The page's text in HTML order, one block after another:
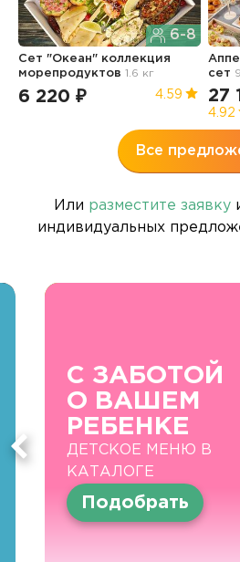
6-8
Сет "Океан" коллекция
морепродуктов1.6 кг
6 220 ₽ 4.59
сет
27
4.92
Все
Или разместите заявку
индивидуальных
С ЗАБОТОЙ
О ВАШЕМ
РЕБЕНКЕ
ДЕТСКОЕ МЕНЮ В
КАТАЛОГЕ
Подобрать